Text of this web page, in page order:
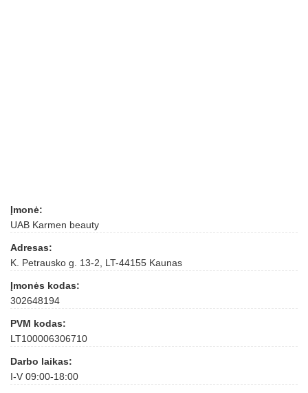
Įmonė:
UAB Karmen beauty
Adresas:
K. Petrausko g. 13-2, LT-44155 Kaunas
Įmonės kodas:
302648194
PVM kodas:
LT100006306710
Darbo laikas:
I-V 09:00-18:00